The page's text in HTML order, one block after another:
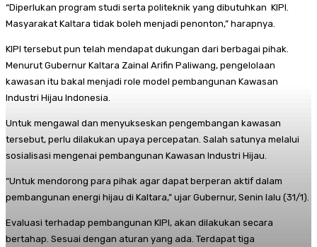
“Diperlukan program studi serta politeknik yang dibutuhkan KIPI.
Masyarakat Kaltara tidak boleh menjadi penonton,” harapnya.
KIPI tersebut pun telah mendapat dukungan dari berbagai pihak.
Menurut Gubernur Kaltara Zainal Arifin Paliwang, pengelolaan
kawasan itu bakal menjadi role model pembangunan Kawasan
Industri Hijau Indonesia.
Untuk mengawal dan menyukseskan pengembangan kawasan
tersebut, perlu dilakukan upaya percepatan. Salah satunya melalui
sosialisasi mengenai pembangunan Kawasan Industri Hijau.
“Untuk mendorong para pihak agar dapat berperan aktif dalam
pembangunan energi hijau di Kaltara,” ujar Gubernur, Senin lalu (31/1).
Evaluasi terhadap pembangunan KIPI, akan dilakukan secara
bertahap. Sesuai dengan aturan yang ada. Terdapat tiga